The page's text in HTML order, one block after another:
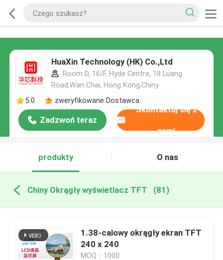
HuaXin Technology (HK) Co.,Ltd
Room D, 16/F, Hyde Centre, 18 Luang
Road,Wan Chai, Hong Kong,Chiny
5.0
zweryfikowane Dostawca
Zadzwoń teraz
Skontaktuj się z
nami
produkty O nas
Chiny Okrągły wyświetlacz TFT (81)
1.38-calowy okrągły ekran TFT
240 x 240
MOQ：1000